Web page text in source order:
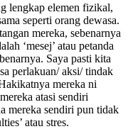
lengkap elemen fizikal,
seperti orang dewasa.
mereka, sebenarnya
‘mesej’ atau petanda
Saya pasti kita
perlakuan/ aksi/ tindak
mereka ni
atasi sendiri
mereka sendiri pun tidak
atau stres.